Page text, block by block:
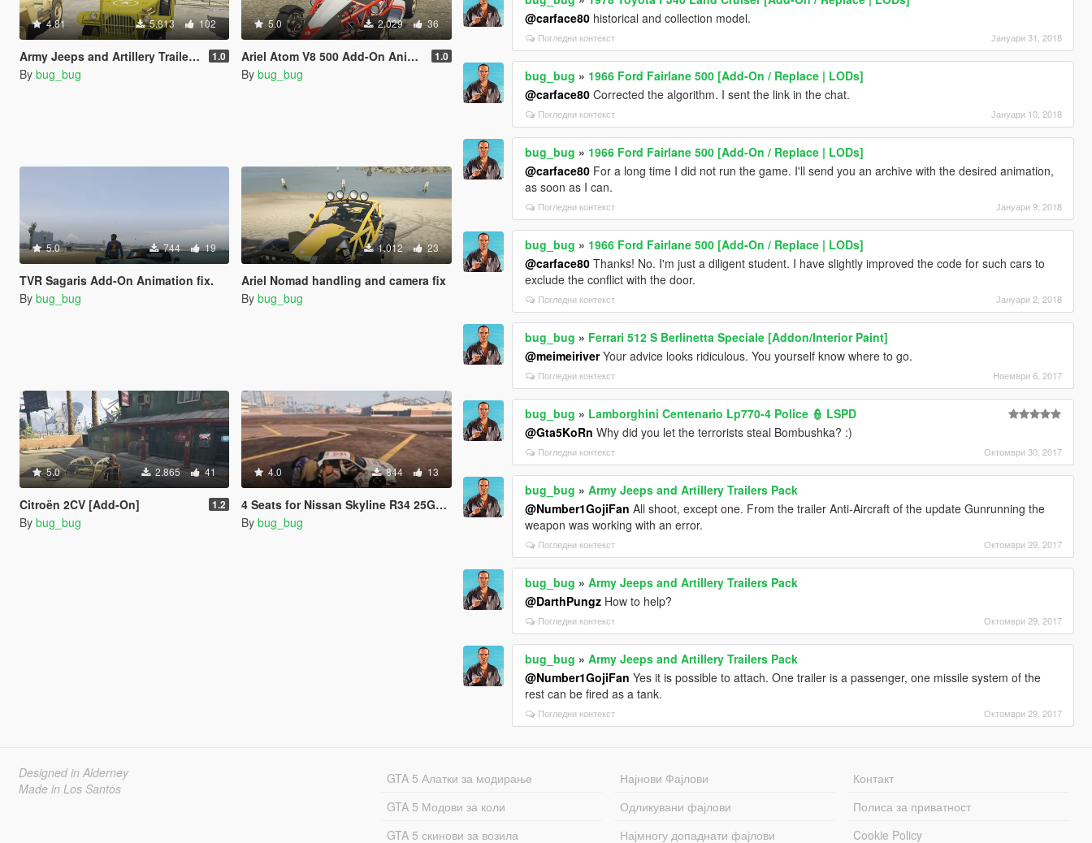
4.81 5.813 102
Army Jeeps and Artillery Trailers Pack 1.0
By bug_bug
5.0 2.029 36
Ariel Atom V8 500 Add-On Animation fix. 1.0
By bug_bug
5.0 744 19
TVR Sagaris Add-On Animation fix.
By bug_bug
1.012 23
Ariel Nomad handling and camera fix
By bug_bug
5.0 2.865 41
Citroën 2CV [Add-On] 1.2
By bug_bug
4.0 844 13
4 Seats for Nissan Skyline R34 25GT Turbo URAS (ER34)
By bug_bug
@carface80 historical and collection model.
Погледни контекст Јануари 31, 2018
bug_bug » 1966 Ford Fairlane 500 [Add-On / Replace | LODs]
@carface80 Corrected the algorithm. I sent the link in the chat.
Погледни контекст Јануари 10, 2018
bug_bug » 1966 Ford Fairlane 500 [Add-On / Replace | LODs]
@carface80 For a long time I did not run the game. I'll send you an archive with the desired animation,
as soon as I can.
Погледни контекст Јануари 9, 2018
bug_bug » 1966 Ford Fairlane 500 [Add-On / Replace | LODs]
@carface80 Thanks! No. I'm just a diligent student. I have slightly improved the code for such cars to
exclude the conflict with the door.
Погледни контекст Јануари 2, 2018
bug_bug » Ferrari 512 S Berlinetta Speciale [Addon/Interior Paint]
@meimeiriverYour advice looks ridiculous. You yourself know where to go.
Погледни контекст Ноември 6, 2017
bug_bug » Lamborghini Centenario Lp770-4 Police 👮 LSPD
@Gta5KoRn Why did you let the terrorists steal Bombushka? :)
Погледни контекст Октомври 30, 2017
bug_bug »Army Jeeps and Artillery Trailers Pack
@Number1GojiFan All shoot, except one. From the trailer Anti-Aircraft of the update Gunrunning the
weapon was working with an error.
Погледни контекст Октомври 29, 2017
bug_bug »Army Jeeps and Artillery Trailers Pack
@DarthPungz How to help?
Погледни контекст Октомври 29, 2017
bug_bug »Army Jeeps and Artillery Trailers Pack
@Number1GojiFan Yes it is possible to attach. One trailer is a passenger, one missile system of the
rest can be fired as a tank.
Погледни контекст Октомври 29, 2017
Designed in Alderney
Made in Los Santos
GTA 5 Алатки за модирање
GTA 5 Модови за коли
GTA 5 скинови за возила
Најнови Фајлови
Одликувани фајлови
Најмногу допаднати фајлови
Контакт
Полиса за приватност
Cookie Policy